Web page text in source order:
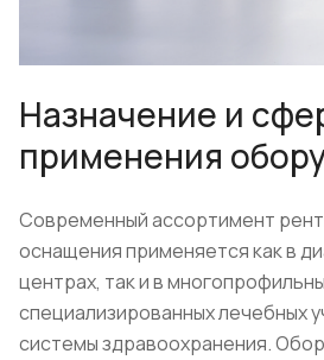
Назначение и
применения
Современный ассортимент
оснащения применяется как в
центрах, так и в
специализированных лечебных
системы здравоохранения.